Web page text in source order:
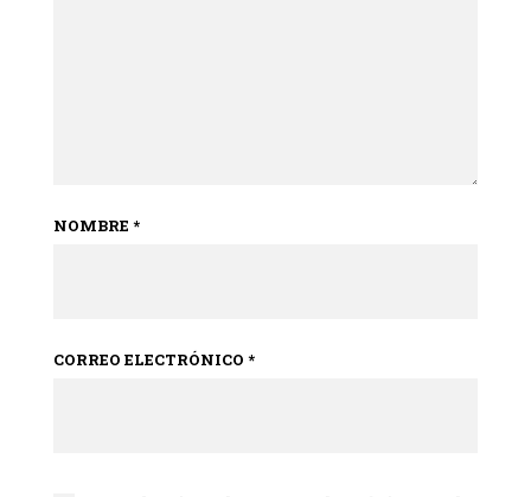
NOMBRE *
CORREO ELECTRÓNICO *